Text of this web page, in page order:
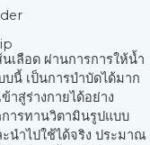
เลือด ผ่านการการให้น้ำ
นี้ เป็นการบำบัดได้มาก
าสู่ร่างกายได้อย่าง
การทานวิตามินรูปแบบ
นำไปใช้ได้จริง ประมาณ